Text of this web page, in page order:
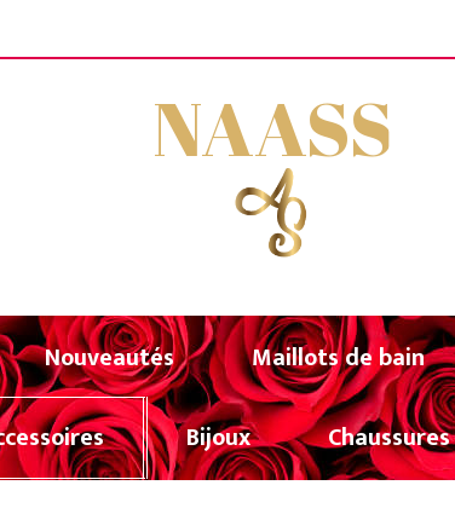
NAASS
Nouveautés Maillots de bain
Bijoux Chaussures